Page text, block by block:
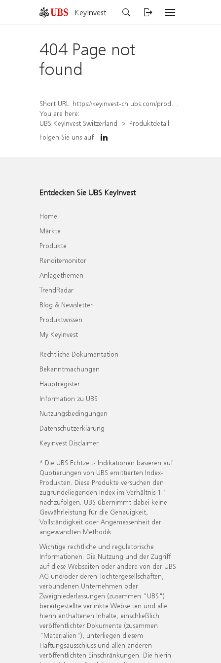
KeyInvest
404 Page not
found
Short URL: https://keyinvest-ch.ubs.com/produkt/detail/index/isin/CH1566107079
You are here:
UBS KeyInvest Switzerland
Produktdetail
Folgen Sie uns auf
Entdecken Sie UBS KeyInvest
Home
Märkte
Produkte
Renditemonitor
Anlagethemen
TrendRadar
Blog & Newsletter
Produktwissen
My KeyInvest
Rechtliche Dokumentation
Bekanntmachungen
Hauptregister
Information zu UBS
Nutzungsbedingungen
Datenschutzerklärung
KeyInvest Disclaimer
* Die UBS Echtzeit- Indikationen basieren auf
Quotierungen von UBS emittierten Index-
Produkten. Diese Produkte versuchen den
zugrundeliegenden Index im Verhältnis 1:1
nachzufolgen. UBS übernimmt dabei keine
Gewährleistung für die Genauigkeit,
Vollständigkeit oder Angemessenheit der
angewandten Methodik.
Wichtige rechtliche und regulatorische
Informationen. Die Nutzung und der Zugriff
auf diese Webseiten oder andere von der UBS
AG und/oder deren Tochtergesellschaften,
verbundenen Unternehmen oder
Zweigniederlassungen (zusammen "UBS")
bereitgestellte verlinkte Webseiten und alle
hierin enthaltenen Inhalte, einschließlich
veröffentlichter Dokumente (zusammen
"Materialien"), unterliegen diesem
Haftungsausschluss und allen anderen
veröffentlichten Einschränkungen. Die hierin